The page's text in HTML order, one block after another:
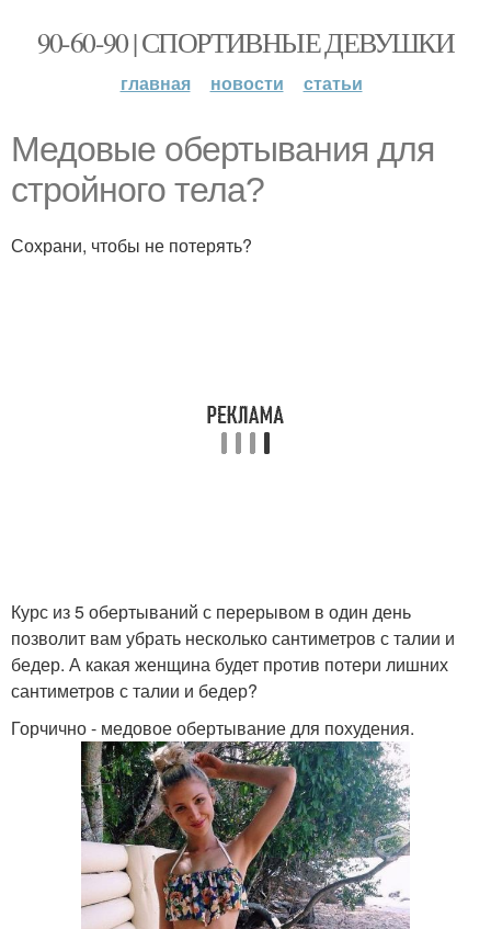
90-60-90 | СПОРТИВНЫЕ ДЕВУШКИ
главная новости статьи
Медовые обертывания для
стройного тела?
Сохрани, чтобы не потерять?
Курс из 5 обертываний с перерывом в один день
позволит вам убрать несколько сантиметров с талии и
бедер. А какая женщина будет против потери лишних
сантиметров с талии и бедер?
Горчично - медовое обертывание для похудения.